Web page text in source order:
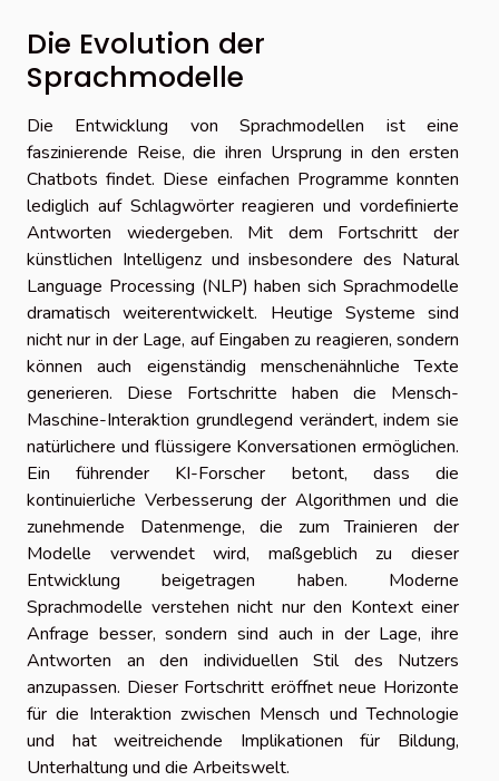
Die Evolution der
Sprachmodelle
Die Entwicklung von Sprachmodellen ist eine
faszinierende Reise, die ihren Ursprung in den ersten
Chatbots findet. Diese einfachen Programme konnten
lediglich auf Schlagwörter reagieren und vordefinierte
Antworten wiedergeben. Mit dem Fortschritt der
künstlichen Intelligenz und insbesondere des Natural
Language Processing (NLP) haben sich Sprachmodelle
dramatisch weiterentwickelt. Heutige Systeme sind
nicht nur in der Lage, auf Eingaben zu reagieren, sondern
können auch eigenständig menschenähnliche Texte
generieren. Diese Fortschritte haben die Mensch-
Maschine-Interaktion grundlegend verändert, indem sie
natürlichere und flüssigere Konversationen ermöglichen.
Ein führender KI-Forscher betont, dass die
kontinuierliche Verbesserung der Algorithmen und die
zunehmende Datenmenge, die zum Trainieren der
Modelle verwendet wird, maßgeblich zu dieser
Entwicklung beigetragen haben. Moderne
Sprachmodelle verstehen nicht nur den Kontext einer
Anfrage besser, sondern sind auch in der Lage, ihre
Antworten an den individuellen Stil des Nutzers
anzupassen. Dieser Fortschritt eröffnet neue Horizonte
für die Interaktion zwischen Mensch und Technologie
und hat weitreichende Implikationen für Bildung,
Unterhaltung und die Arbeitswelt.